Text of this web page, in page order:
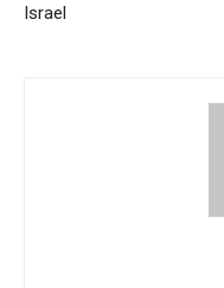
Israel